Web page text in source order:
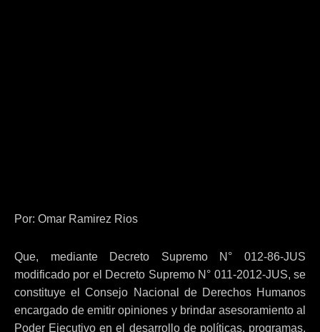
Por: Omar Ramirez Rios
Que, mediante Decreto Supremo N° 012-86-JUS
modificado por el Decreto Supremo N° 011-2012-JUS, se
constituye el Consejo Nacional de Derechos Humanos
encargado de emitir opiniones y brindar asesoramiento al
Poder Ejecutivo en el desarrollo de políticas, programas,